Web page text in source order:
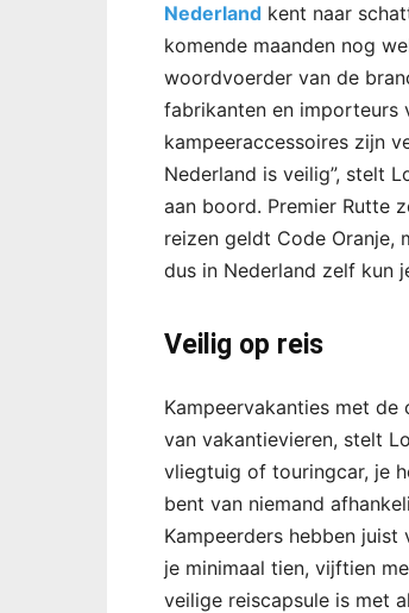
Nederland kent naar
komende maanden nog
woordvoerder van de
fabrikanten en importeurs
kampeeraccessoires zijn
Nederland is veilig”, stelt
aan boord. Premier Rutte
reizen geldt Code Oranje,
dus in Nederland zelf kun
Veilig op reis
Kampeervakanties met
van vakantievieren, stelt
vliegtuig of touringcar, je
bent van niemand
Kampeerders hebben
je minimaal tien, vijftien
veilige reiscapsule is met